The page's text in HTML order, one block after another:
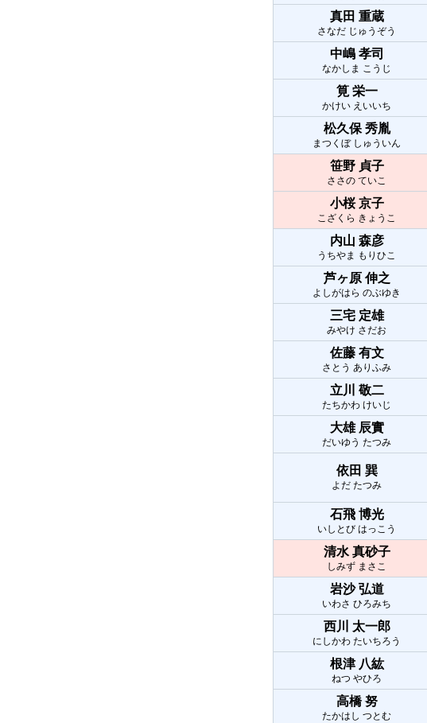
真田 重蔵
さなだ じゅうぞう
中嶋 孝司
なかしま こうじ
筧 栄一
かけい えいいち
松久保 秀胤
まつくぼ しゅういん
笹野 貞子
ささの ていこ
小桜 京子
こざくら きょうこ
内山 森彦
うちやま もりひこ
芦ヶ原 伸之
よしがはら のぶゆき
三宅 定雄
みやけ さだお
佐藤 有文
さとう ありふみ
立川 敬二
たちかわ けいじ
大雄 辰實
だいゆう たつみ
依田 巽
よだ たつみ
石飛 博光
いしとび はっこう
清水 真砂子
しみず まさこ
岩沙 弘道
いわさ ひろみち
西川 太一郎
にしかわ たいちろう
根津 八紘
ねつ やひろ
高橋 努
たかはし つとむ